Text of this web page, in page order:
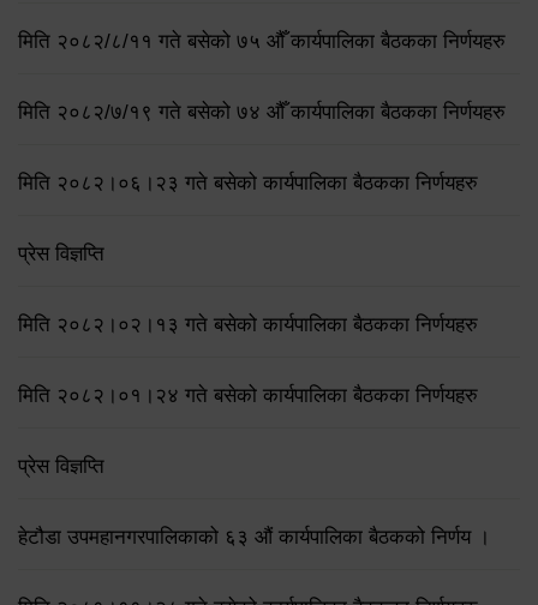
मिति २०८२/८/११ गते बसेको ७५ औँ कार्यपालिका बैठकका निर्णयहरु
मिति २०८२/७/१९ गते बसेको ७४ औँ कार्यपालिका बैठकका निर्णयहरु
मिति २०८२।०६।२३ गते बसेको कार्यपालिका बैठकका निर्णयहरु
प्रेस विज्ञप्ति
मिति २०८२।०२।१३ गते बसेको कार्यपालिका बैठकका निर्णयहरु
मिति २०८२।०१।२४ गते बसेको कार्यपालिका बैठकका निर्णयहरु
प्रेस विज्ञप्ति
हेटौडा उपमहानगरपालिकाको ६३ औं कार्यपालिका बैठकको निर्णय ।